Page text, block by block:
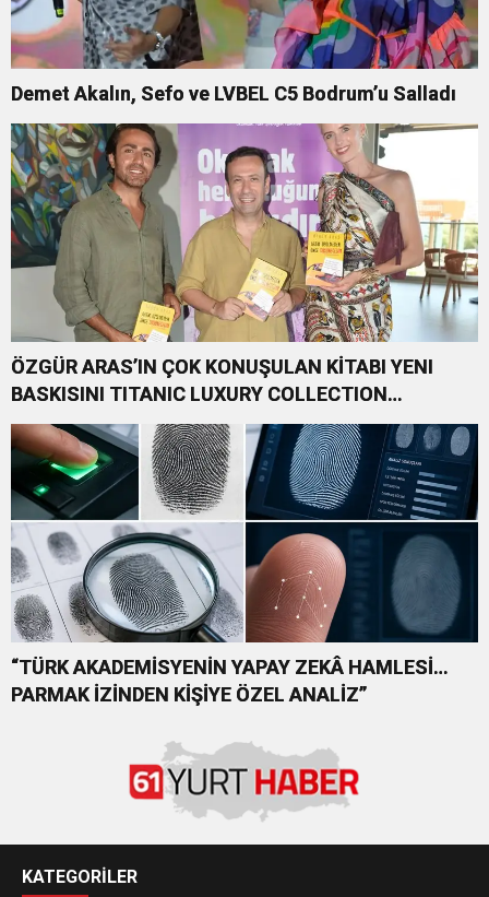
Demet Akalın, Sefo ve LVBEL C5 Bodrum’u Salladı
ÖZGÜR ARAS’IN ÇOK KONUŞULAN KİTABI YENI
BASKISINI TITANIC LUXURY COLLECTION
BODRUM’DA KUTLADI
“TÜRK AKADEMİSYENİN YAPAY ZEKÂ HAMLESİ…
PARMAK İZİNDEN KİŞİYE ÖZEL ANALİZ”
KATEGORİLER